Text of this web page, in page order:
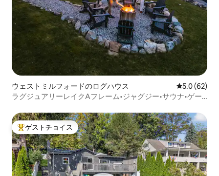
ウェストミルフォードのログハウス レビュー62
5.0 (62)
ラグジュアリーレイクAフレーム•ジャグジー•サウナ•ゲー
大好評のゲストチョイスです。
ゲストチョイス